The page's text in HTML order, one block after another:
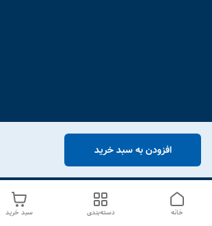
افزودن به سبد خرید
سبد خرید دسته‌بندی خانه